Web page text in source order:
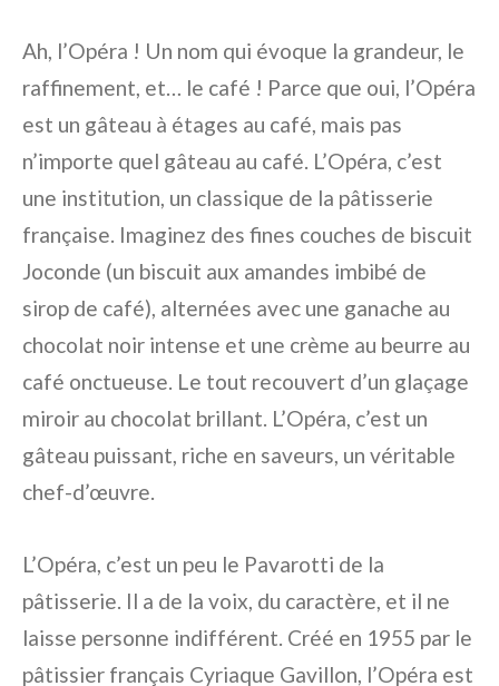
Ah, l’Opéra ! Un nom qui évoque la grandeur, le
raffinement, et… le café ! Parce que oui, l’Opéra
est un gâteau à étages au café, mais pas
n’importe quel gâteau au café. L’Opéra, c’est
une institution, un classique de la pâtisserie
française. Imaginez des fines couches de biscuit
Joconde (un biscuit aux amandes imbibé de
sirop de café), alternées avec une ganache au
chocolat noir intense et une crème au beurre au
café onctueuse. Le tout recouvert d’un glaçage
miroir au chocolat brillant. L’Opéra, c’est un
gâteau puissant, riche en saveurs, un véritable
chef-d’œuvre.
L’Opéra, c’est un peu le Pavarotti de la
pâtisserie. Il a de la voix, du caractère, et il ne
laisse personne indifférent. Créé en 1955 par le
pâtissier français Cyriaque Gavillon, l’Opéra est